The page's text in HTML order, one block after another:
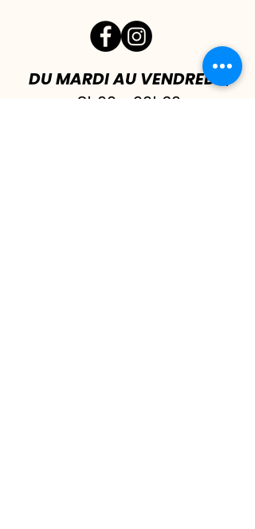
DU MARDI AU VENDREDI |
8h00 - 00h30